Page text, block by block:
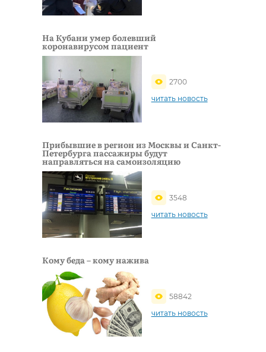
На Кубани умер болевший
коронавирусом пациент
2700
читать новость
Прибывшие в регион из Москвы и Санкт-
Петербурга пассажиры будут
направляться на самоизоляцию
3548
читать новость
Кому беда – кому нажива
58842
читать новость